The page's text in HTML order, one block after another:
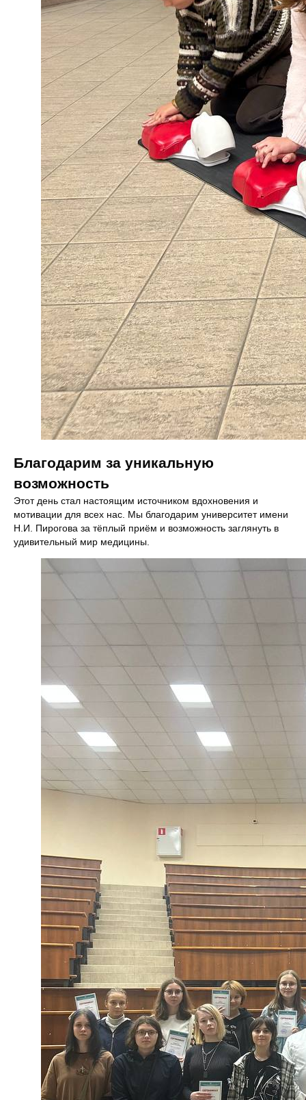
Благодарим за уникальную
возможность
Этот день стал настоящим источником вдохновения и
мотивации для всех нас. Мы благодарим университет имени
Н.И. Пирогова за тёплый приём и возможность заглянуть в
удивительный мир медицины.